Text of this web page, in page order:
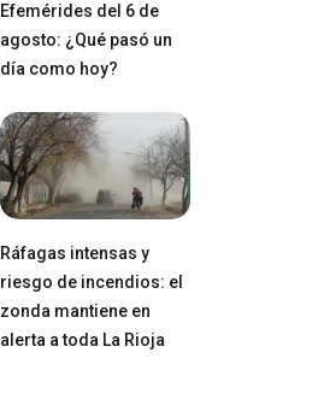
Efemérides del 6 de
agosto: ¿Qué pasó un
día como hoy?
Ráfagas intensas y
riesgo de incendios: el
zonda mantiene en
alerta a toda La Rioja